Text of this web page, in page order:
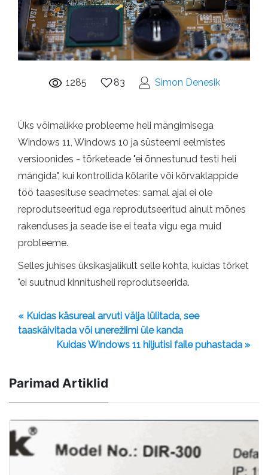
1285 83 Simon Denesik
Üks võimalikke probleeme heli mängimisega
Windows 11, Windows 10 ja süsteemi eelmistes
versioonides - tõrketeade "ei õnnestunud testi heli
mängida", kui kontrollida kõlarite või kõrvaklappide
töö taasesituse seadmetes: samal ajal ei ole
reprodutseeritud ega reprodutseeritud ainult mõnes
rakenduses ja seade ise ei teata vigu ega muid
probleeme.
Selles juhises üksikasjalikult selle kohta, kuidas tõrket
"ei suutnud kinnitusheli reprodutseerida.
« Kuidas käsureal arvuti välja lülitada, see
taaskäivitada või unerežiimi üle kanda
Kuidas Windows 11 hiljutisi faile puhastada »
Parimad Artiklid